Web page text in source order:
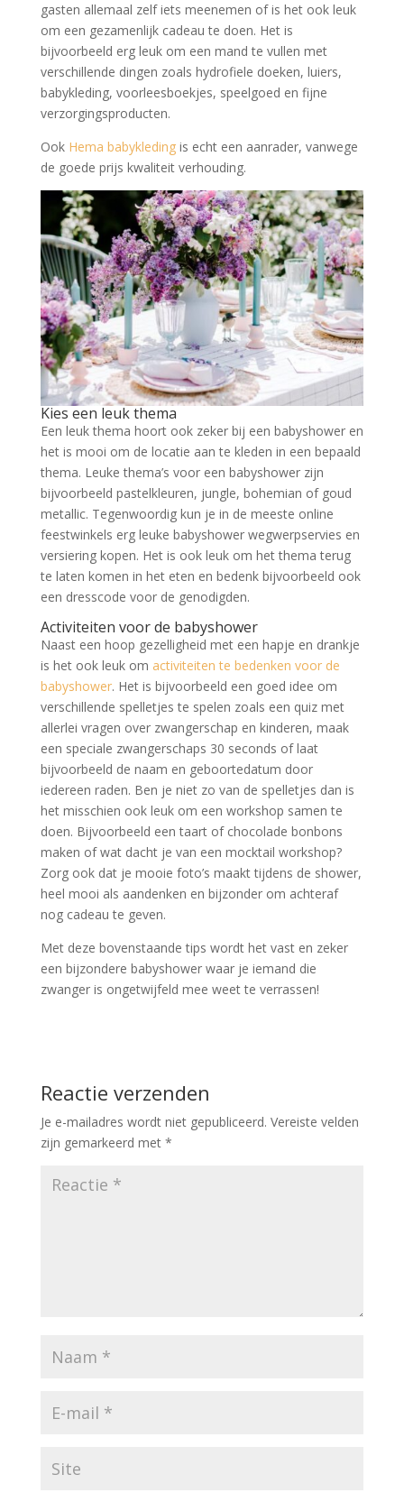
gasten allemaal zelf iets meenemen of is het ook leuk
om een gezamenlijk cadeau te doen. Het is
bijvoorbeeld erg leuk om een mand te vullen met
verschillende dingen zoals hydrofiele doeken, luiers,
babykleding, voorleesboekjes, speelgoed en fijne
verzorgingsproducten.
Ook Hema babykledingis echt een aanrader, vanwege
de goede prijs kwaliteit verhouding.
Kies een leuk thema
Een leuk thema hoort ook zeker bij een babyshower en
het is mooi om de locatie aan te kleden in een bepaald
thema. Leuke thema’s voor een babyshower zijn
bijvoorbeeld pastelkleuren, jungle, bohemian of goud
metallic. Tegenwoordig kun je in de meeste online
feestwinkels erg leuke babyshower wegwerpservies en
versiering kopen. Het is ook leuk om het thema terug
te laten komen in het eten en bedenk bijvoorbeeld ook
een dresscode voor de genodigden.
Activiteiten voor de babyshower
Naast een hoop gezelligheid met een hapje en drankje
is het ook leuk om activiteiten te bedenken voor de
babyshower. Het is bijvoorbeeld een goed idee om
verschillende spelletjes te spelen zoals een quiz met
allerlei vragen over zwangerschap en kinderen, maak
een speciale zwangerschaps 30 seconds of laat
bijvoorbeeld de naam en geboortedatum door
iedereen raden. Ben je niet zo van de spelletjes dan is
het misschien ook leuk om een workshop samen te
doen. Bijvoorbeeld een taart of chocolade bonbons
maken of wat dacht je van een mocktail workshop?
Zorg ook dat je mooie foto’s maakt tijdens de shower,
heel mooi als aandenken en bijzonder om achteraf
nog cadeau te geven.
Met deze bovenstaande tips wordt het vast en zeker
een bijzondere babyshower waar je iemand die
zwanger is ongetwijfeld mee weet te verrassen!
Reactie verzenden
Je e-mailadres wordt niet gepubliceerd. Vereiste velden
zijn gemarkeerd met *